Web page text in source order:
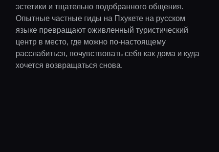
эстетики и тщательно подобранного общения.
Опытные частные гиды на Пхукете на русском
языке превращают оживленный туристический
центр в место, где можно по-настоящему
расслабиться, почувствовать себя как дома и куда
хочется возвращаться снова.